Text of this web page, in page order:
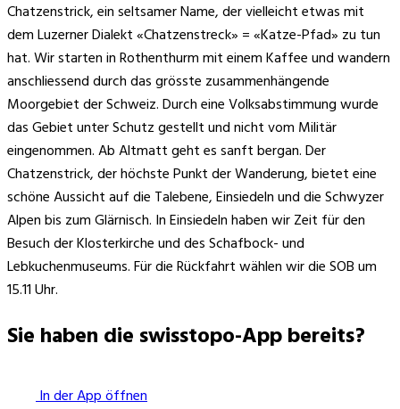
Chatzenstrick, ein seltsamer Name, der vielleicht etwas mit
dem Luzerner Dialekt «Chatzenstreck» = «Katze-Pfad» zu tun
hat. Wir starten in Rothenthurm mit einem Kaffee und wandern
anschliessend durch das grösste zusammenhängende
Moorgebiet der Schweiz. Durch eine Volksabstimmung wurde
das Gebiet unter Schutz gestellt und nicht vom Militär
eingenommen. Ab Altmatt geht es sanft bergan. Der
Chatzenstrick, der höchste Punkt der Wanderung, bietet eine
schöne Aussicht auf die Talebene, Einsiedeln und die Schwyzer
Alpen bis zum Glärnisch. In Einsiedeln haben wir Zeit für den
Besuch der Klosterkirche und des Schafbock- und
Lebkuchenmuseums. Für die Rückfahrt wählen wir die SOB um
15.11 Uhr.
Sie haben die swisstopo-App bereits?
In der App öffnen